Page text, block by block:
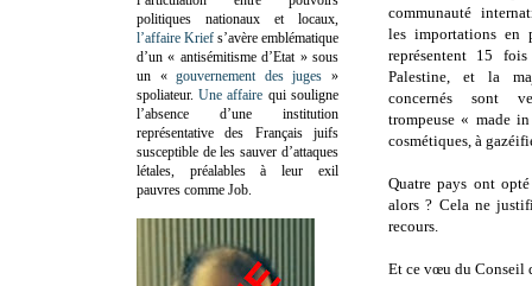
communauté
les importations en
représentent 15
Palestine, et la
concernés sont
trompeuse « made
cosmétiques, à
Quatre pays ont
alors ? Cela ne
recours.
Et ce vœu du Conseil
politiques nationaux et locaux,
l’affaire Krief s’avère emblématique
d’un « antisémitisme d’Etat » sous
un «gouvernement des juges »
spoliateur.Une affaire qui souligne
l’absence d’une institution
représentative des Français juifs
susceptible de les sauver d’attaques
létales, préalables à leur exil
pauvres comme Job.